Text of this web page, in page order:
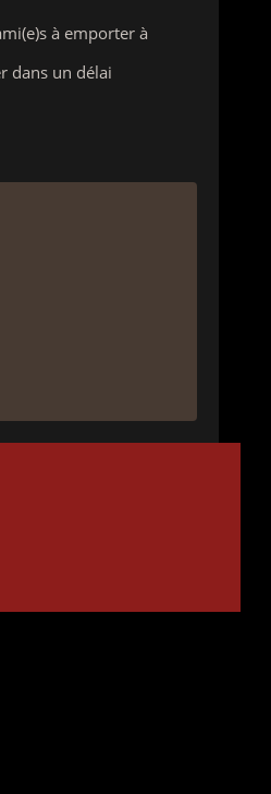
à emporter à
dans un délai